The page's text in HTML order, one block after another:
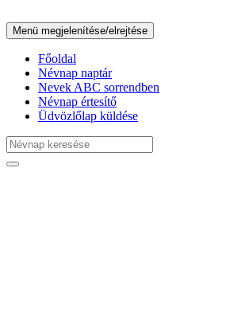
Menü megjelenítése/elrejtése
Főoldal
Névnap naptár
Nevek ABC sorrendben
Névnap értesítő
Üdvözlőlap küldése